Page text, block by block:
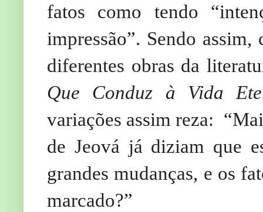
fatos como tendo
impressão”. Sendo
diferentes obras da
Que Conduz à Vida
variações assim reza:
de Jeová já diziam que
grandes mudanças, e os
marcado?”